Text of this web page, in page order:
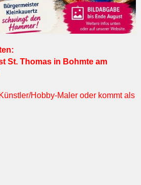
St. Thomas in Bohmte am
Hobby-Maler oder kommt als